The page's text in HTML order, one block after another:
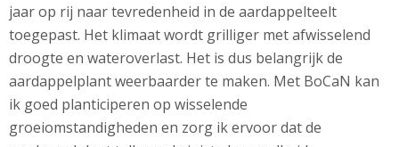
jaar op rij naar tevredenheid in de aardappelteelt
toegepast. Het klimaat wordt grilliger met afwisselend
droogte en wateroverlast. Het is dus belangrijk de
aardappelplant weerbaarder te maken. Met BoCaN kan
ik goed planticiperen op wisselende
groeiomstandigheden en zorg ik ervoor dat de